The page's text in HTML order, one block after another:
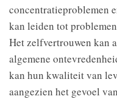
concentratieproblemen
kan leiden tot
Het zelfvertrouwen kan
algemene
kan hun kwaliteit van
aangezien het gevoel